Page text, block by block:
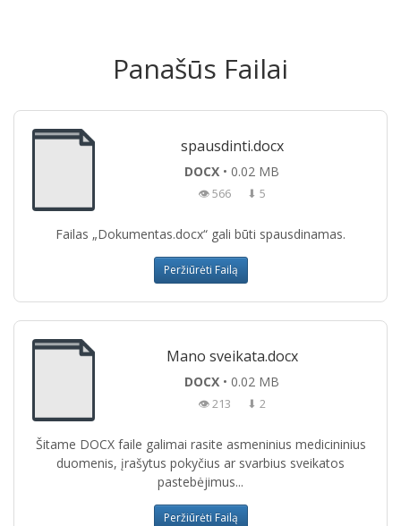
Panašūs Failai
spausdinti.docx
DOCX • 0.02 MB
👁 566 ⬇ 5
Failas „Dokumentas.docx“ gali būti spausdinamas.
Peržiūrėti Failą
Mano sveikata.docx
DOCX • 0.02 MB
👁 213 ⬇ 2
Šitame DOCX faile galimai rasite asmeninius medicininius
duomenis, įrašytus pokyčius ar svarbius sveikatos
pastebėjimus...
Peržiūrėti Failą